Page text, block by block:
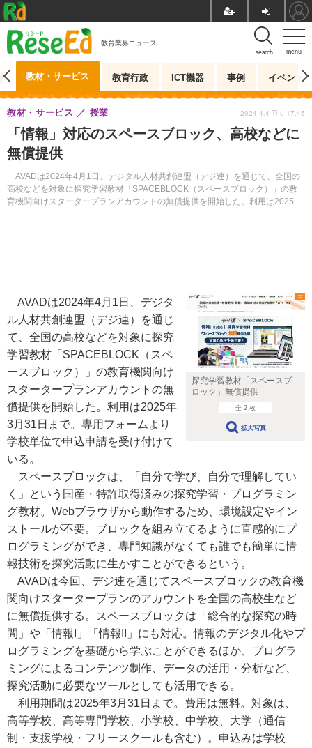
menu
search
教育業界ニュース
教材・サービス 教育行政 ICT機器 事例 イベント
「情報」対応のスペースブロック、高校などに
無償提供
AVADは2024年4月1日、デジタル人材共創連盟（デジ連）を通じて、全国の
高校などを対象に探究学習教材「SPACEBLOCK（スペースブロック）」の教
育機関向けスタータープランアカウントの無償提供を開始した。利用は2025年
教材・サービス 授業 2024.4.4 Thu 17:45
探究学習教材「スペースブ
ロック」無償提供
全 2 枚
拡大写真
AVADは2024年4月1日、デジタ
ル人材共創連盟（デジ連）を通じ
て、全国の高校などを対象に探究
学習教材「SPACEBLOCK（スペ
ースブロック）」の教育機関向け
スタータープランアカウントの無
償提供を開始した。利用は2025年
3月31日まで。専用フォームより
学校単位で申込申請を受け付けて
いる。
スペースブロックは、「自分で学び、自分で理解してい
く」という国産・特許取得済みの探究学習・プログラミン
グ教材。Webブラウザから動作するため、環境設定やイン
ストールが不要。ブロックを組み立てるように直感的にプ
ログラミングができ、専門知識がなくても誰でも簡単に情
報技術を探究活動に生かすことができるという。
AVADは今回、デジ連を通じてスペースブロックの教育機
関向けスタータープランのアカウントを全国の高校生など
に無償提供する。スペースブロックは「総合的な探究の時
間」や「情報I」「情報II」にも対応。情報のデジタル化やプ
ログラミングを基礎から学ぶことができるほか、プログラ
ミングによるコンテンツ制作、データの活用・分析など、
探究活動に必要なツールとしても活用できる。
利用期間は2025年3月31日まで。費用は無料。対象は、
高等学校、高等専門学校、小学校、中学校、大学（通信
制・支援学校・フリースクールも含む）。申込みは学校